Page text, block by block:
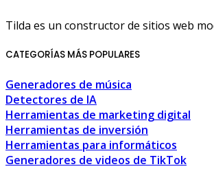
Tilda es un constructor de sitios web
CATEGORÍAS MÁS POPULARES
Generadores de música
Detectores de IA
Herramientas de marketing digital
Herramientas de inversión
Herramientas para informáticos
Generadores de videos de TikTok